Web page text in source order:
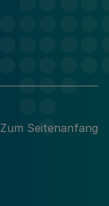
Zum Seitenanfang